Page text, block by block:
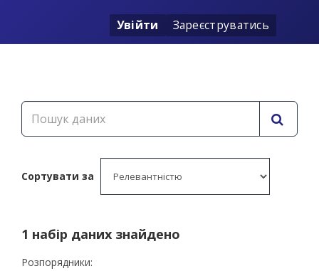
Увійти Зареєструватись
Сортувати за
1 набір даних знайдено
Розпорядники: